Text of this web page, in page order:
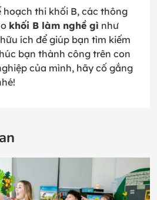
hoạch thi khối B, các thông
khối B làm nghề gì như
ích để giúp bạn tìm kiếm
bạn thành công trên con
của mình, hãy cố gắng